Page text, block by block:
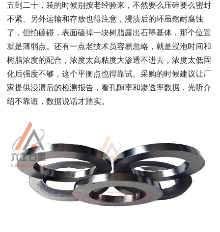
五到二十，装的时候别按老经验来，不然要么压碎要么密封
不紧。另外运输和存放也得注意，浸渍后的环虽然耐腐蚀
了，但怕磕碰，表面磕掉一块树脂露出石墨基体，那个位置
就是薄弱点。还有一点老技术员容易忽略，就是浸泡时间和
树脂浓度的配合，浓度太高粘度大渗透不进去，浓度太低固
化后强度不够，这个平衡点也得靠试。采购的时候建议让厂
家提供浸渍后的检测报告，看孔隙率和渗透率数据，光听介
绍不靠谱，数据说话才踏实。